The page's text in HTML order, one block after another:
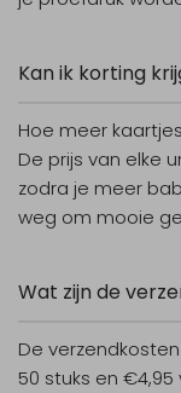
Kan ik korting
Hoe meer
De prijs van elke
zodra je meer
weg om mooie
Wat zijn de
De
50 stuks en